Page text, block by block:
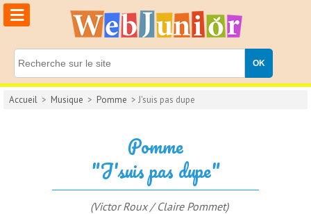
≡
Accueil > Musique > Pomme > J'suis pas dupe
Pomme
"J'suis pas dupe"
(Victor Roux / Claire Pommet)